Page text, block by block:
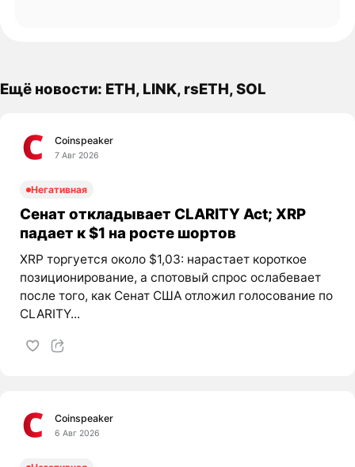
Ещё новости: ETH, LINK, rsETH, SOL
Coinspeaker
7 Авг 2026
Негативная
Сенат откладывает CLARITY Act; XRP
падает к $1 на росте шортов
XRP торгуется около $1,03: нарастает короткое
позиционирование, а спотовый спрос ослабевает
после того, как Сенат США отложил голосование по
CLARITY...
Coinspeaker
6 Авг 2026